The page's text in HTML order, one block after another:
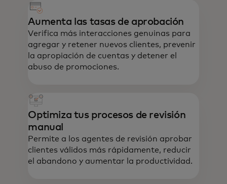
Aumenta las tasas de aprobación
Verifica más interacciones genuinas para
agregar y retener nuevos clientes, prevenir
la apropiación de cuentas y detener el
abuso de promociones.
Optimiza tus procesos de revisión
manual
Permite a los agentes de revisión aprobar
clientes válidos más rápidamente, reducir
el abandono y aumentar la productividad.